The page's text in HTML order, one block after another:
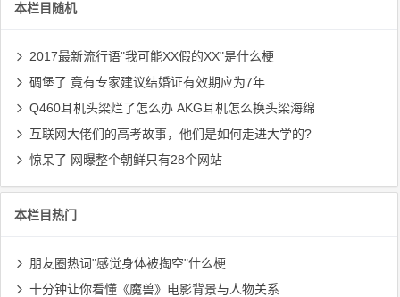
本栏目随机
2017最新流行语"我可能XX假的XX"是什么梗
碉堡了 竟有专家建议结婚证有效期应为7年
Q460耳机头梁烂了怎么办 AKG耳机怎么换头梁海绵
互联网大佬们的高考故事，他们是如何走进大学的?
惊呆了 网曝整个朝鲜只有28个网站
本栏目热门
朋友圈热词"感觉身体被掏空"什么梗
十分钟让你看懂《魔兽》电影背景与人物关系